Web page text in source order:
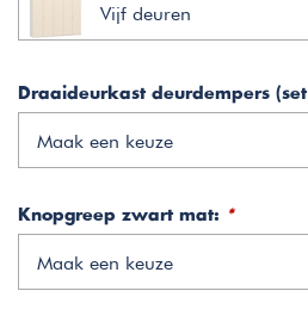
Vijf deuren
Draaideurkast deurdempers
Maak een keuze
Knopgreep zwart mat: *
Maak een keuze